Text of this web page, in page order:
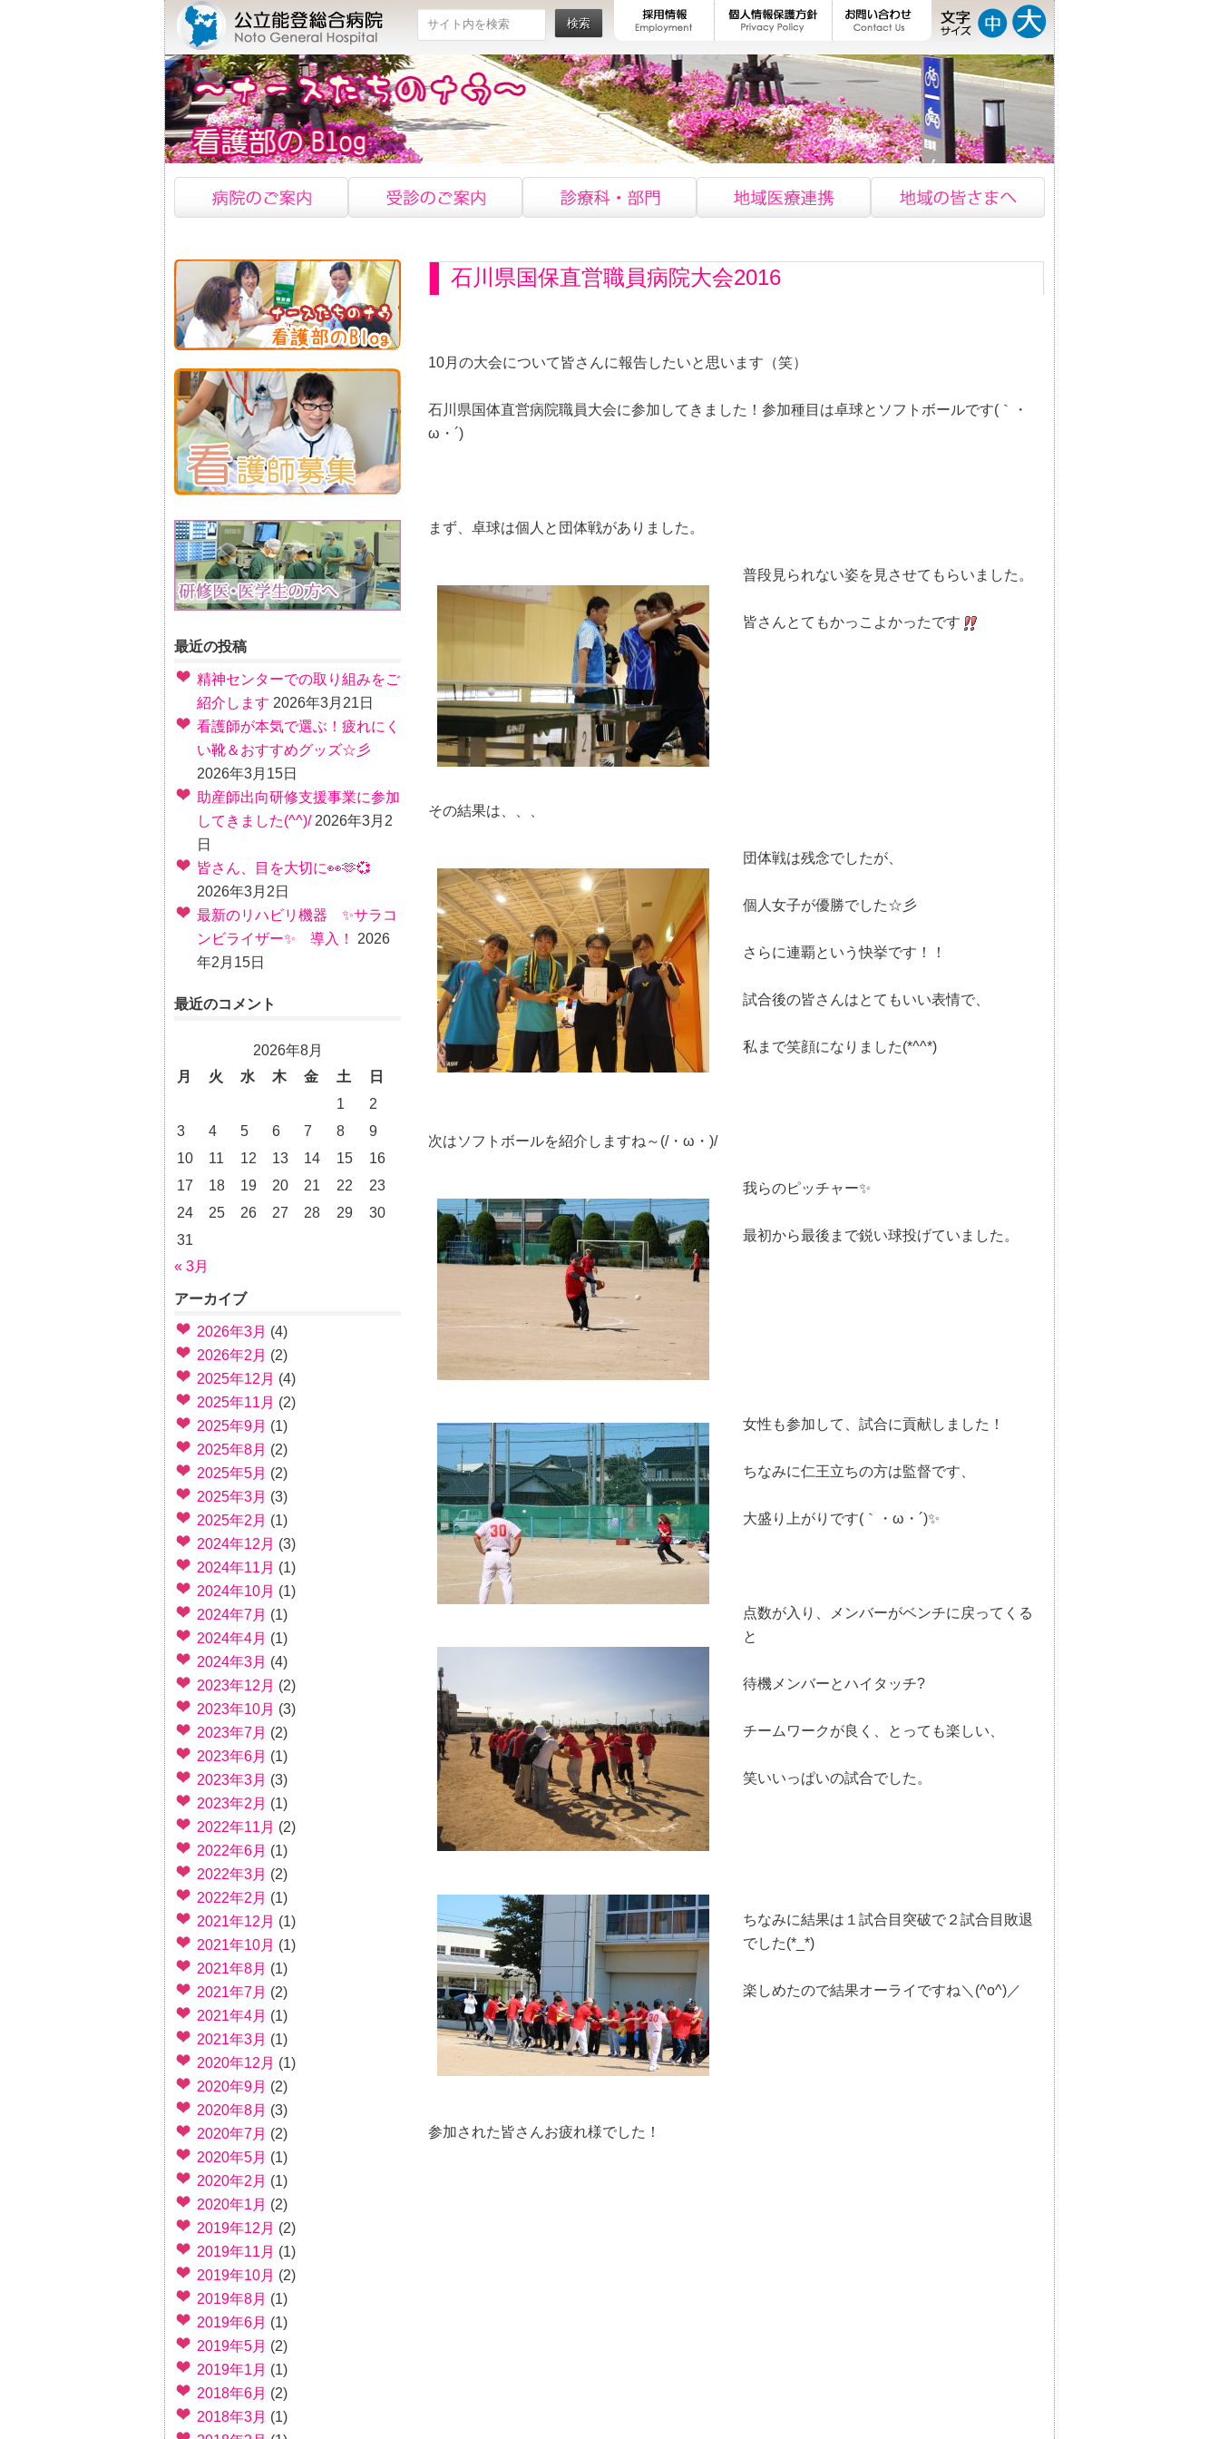
検索
石川県国保直営職員病院大会2016
10月の大会について皆さんに報告したいと思います（笑）
石川県国体直営病院職員大会に参加してきました！参加種目は卓球とソフトボールです(｀・
ω・´)
まず、卓球は個人と団体戦がありました。
普段見られない姿を見させてもらいました。
皆さんとてもかっこよかったです
その結果は、、、
団体戦は残念でしたが、
個人女子が優勝でした☆彡
さらに連覇という快挙です！！
試合後の皆さんはとてもいい表情で、
私まで笑顔になりました(*^^*)
次はソフトボールを紹介しますね～(/・ω・)/
我らのピッチャー✨
最初から最後まで鋭い球投げていました。
女性も参加して、試合に貢献しました！
ちなみに仁王立ちの方は監督です、
大盛り上がりです(｀・ω・´)✨
点数が入り、メンバーがベンチに戻ってくる
と
待機メンバーとハイタッチ?
チームワークが良く、とっても楽しい、
笑いいっぱいの試合でした。
ちなみに結果は１試合目突破で２試合目敗退
でした(*_*)
楽しめたので結果オーライですね＼(^o^)／
参加された皆さんお疲れ様でした！
最近の投稿
精神センターでの取り組みをご
紹介します 2026年3月21日
看護師が本気で選ぶ！疲れにく
い靴＆おすすめグッズ☆彡
2026年3月15日
助産師出向研修支援事業に参加
してきました(^^)/ 2026年3月2
日
皆さん、目を大切に👀🫶💞
2026年3月2日
最新のリハビリ機器 ✨サラコ
ンビライザー✨ 導入！
2026
年2月15日
最近のコメント
2026年8月
月
火 水 木 金 土
日
1
2
3
4 5 6 7 8
9
10
11 12 13 14 15
16
17
18 19 20 21 22
23
24
25 26 27 28 29
30
31
« 3月
アーカイブ
2026年3月 (4)
2026年2月 (2)
2025年12月 (4)
2025年11月 (2)
2025年9月 (1)
2025年8月 (2)
2025年5月 (2)
2025年3月 (3)
2025年2月 (1)
2024年12月 (3)
2024年11月 (1)
2024年10月 (1)
2024年7月 (1)
2024年4月 (1)
2024年3月 (4)
2023年12月 (2)
2023年10月 (3)
2023年7月 (2)
2023年6月 (1)
2023年3月 (3)
2023年2月 (1)
2022年11月 (2)
2022年6月 (1)
2022年3月 (2)
2022年2月 (1)
2021年12月 (1)
2021年10月 (1)
2021年8月 (1)
2021年7月 (2)
2021年4月 (1)
2021年3月 (1)
2020年12月 (1)
2020年9月 (2)
2020年8月 (3)
2020年7月 (2)
2020年5月 (1)
2020年2月 (1)
2020年1月 (2)
2019年12月 (2)
2019年11月 (1)
2019年10月 (2)
2019年8月 (1)
2019年6月 (1)
2019年5月 (2)
2019年1月 (1)
2018年6月 (2)
2018年3月 (1)